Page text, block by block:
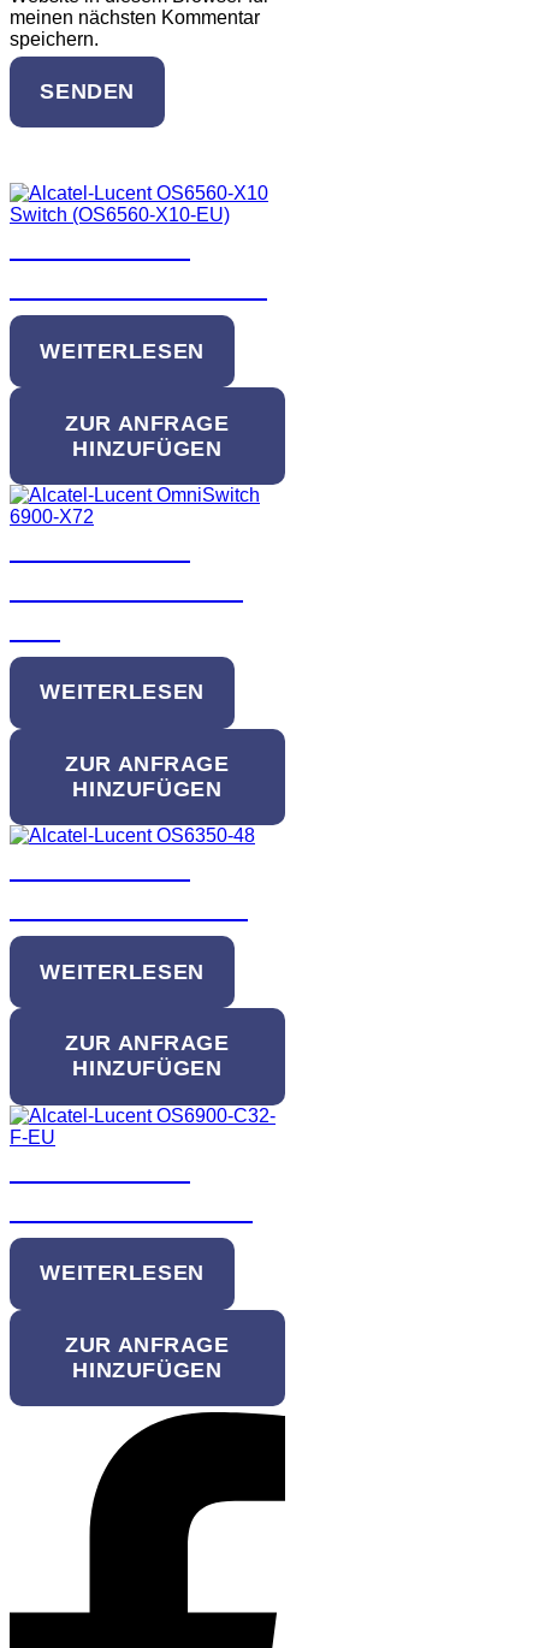
meinen nächsten Kommentar
speichern.
SENDEN
WEITERLESEN
ZUR ANFRAGE
HINZUFÜGEN
WEITERLESEN
ZUR ANFRAGE
HINZUFÜGEN
WEITERLESEN
ZUR ANFRAGE
HINZUFÜGEN
WEITERLESEN
ZUR ANFRAGE
HINZUFÜGEN